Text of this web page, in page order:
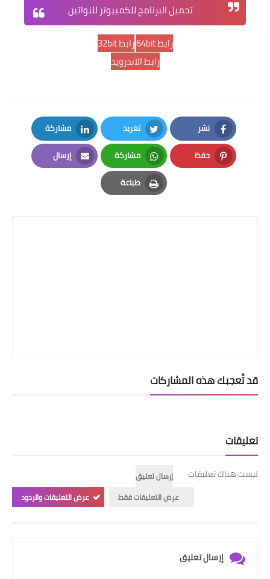
تحميل البرنامج للكمبيوتر للنواتين
رابط 64bit
رابط 32bit
رابط الاندرويد
نشر
Facebook
تغريد
Twitter
مشاركة
LinkedIn
حفظ
Pinterest
مشاركة
Whatsapp
إرسال
Email
طباعة
Print
قد تُعجبك هذه المشاركات
تعليقات
ليست هناك تعليقات
إرسال تعليق
عرض التعليقات فقط
عرض التعليقات والردود
إرسال تعليق